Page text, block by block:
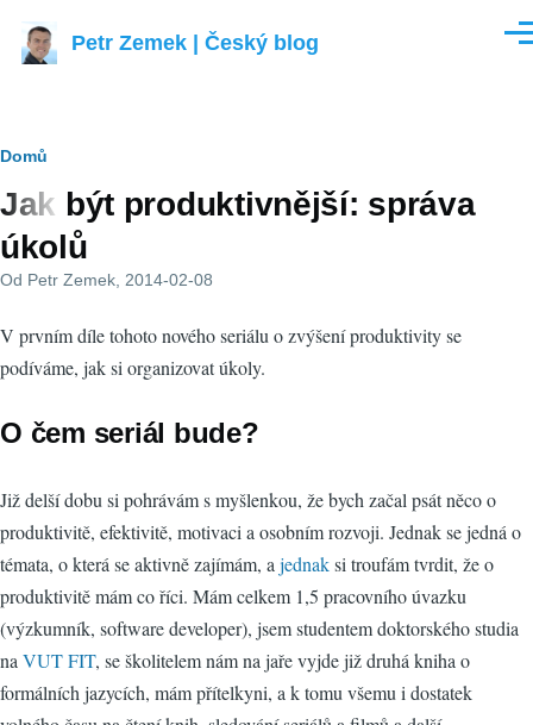
Petr Zemek | Český blog
Drobečková
navigace
Domů
Jak být produktivnější: správa
úkolů
Od Petr Zemek , 2014-02-08
V prvním díle tohoto nového seriálu o zvýšení produktivity se
podíváme, jak si organizovat úkoly.
O čem seriál bude?
Již delší dobu si pohrávám s myšlenkou, že bych začal psát něco o
produktivitě, efektivitě, motivaci a osobním rozvoji. Jednak se jedná o
témata, o která se aktivně zajímám, a jednaksi troufám tvrdit, že o
produktivitě mám co říci. Mám celkem 1,5 pracovního úvazku
(výzkumník, software developer), jsem studentem doktorského studia
na VUT FIT, se školitelem nám na jaře vyjde již druhá kniha o
formálních jazycích, mám přítelkyni, a k tomu všemu i dostatek